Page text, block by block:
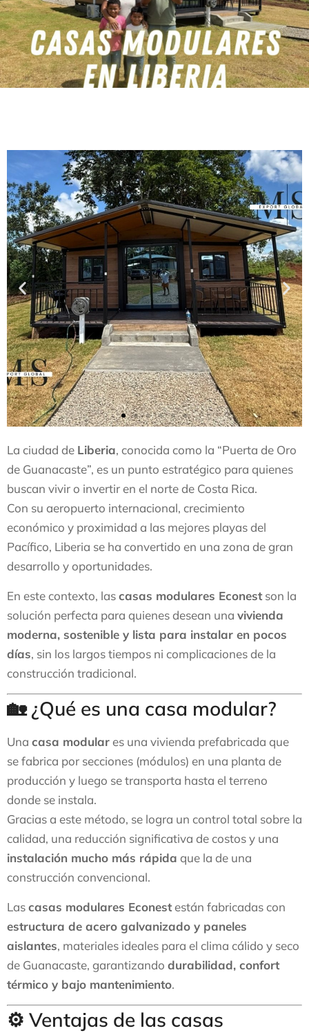
La ciudad de Liberia, conocida como la “Puerta de Oro
de Guanacaste”, es un punto estratégico para quienes
buscan vivir o invertir en el norte de Costa Rica.
Con su aeropuerto internacional, crecimiento
económico y proximidad a las mejores playas del
Pacífico, Liberia se ha convertido en una zona de gran
desarrollo y oportunidades.
En este contexto, lascasas modulares Econestson la
solución perfecta para quienes desean una vivienda
moderna, sostenible y lista para instalar en pocos
días, sin los largos tiempos ni complicaciones de la
construcción tradicional.
🏡 ¿Qué es una casa modular?
Una casa modulares una vivienda prefabricada que
se fabrica por secciones (módulos) en una planta de
producción y luego se transporta hasta el terreno
donde se instala.
Gracias a este método, se logra un control total sobre la
calidad, una reducción significativa de costos y una
instalación mucho más rápida que la de una
construcción convencional.
Lascasas modulares Econestestán fabricadas con
estructura de acero galvanizado y paneles
aislantes, materiales ideales para el clima cálido y seco
de Guanacaste, garantizando durabilidad, confort
térmico y bajo mantenimiento.
⚙️ Ventajas de las casas